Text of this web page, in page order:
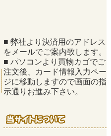
■ 弊社より決済用のアドレス
をメールでご案内致します。
■ パソコンより買物カゴでご
注文後、カード情報入力ペー
ジに移動しますので画面の指
示通りお進み下さい。